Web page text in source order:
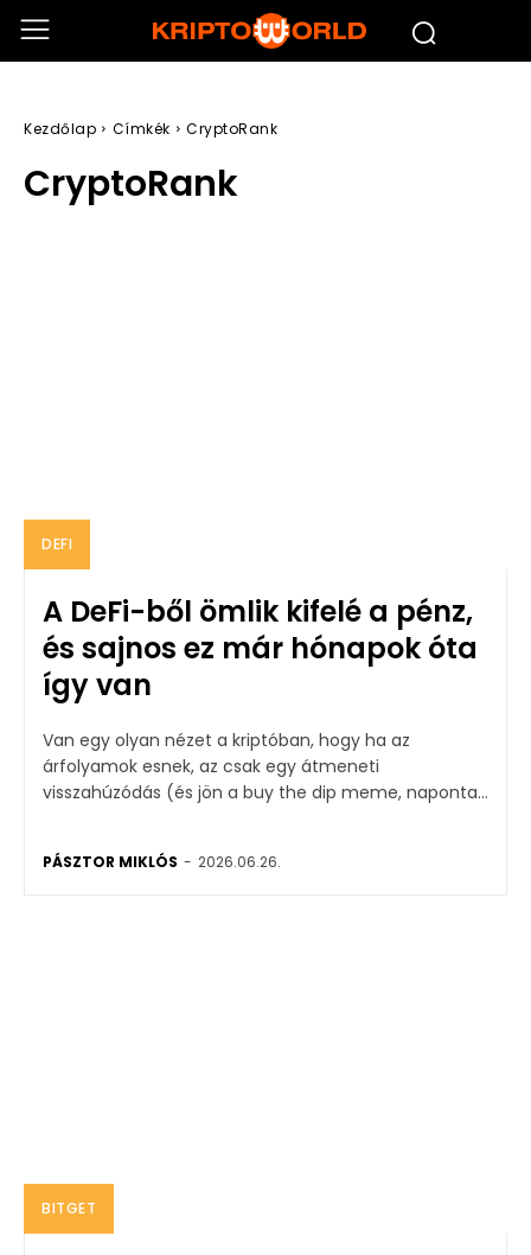
Kezdőlap Címkék CryptoRank
CryptoRank
DEFI
A DeFi-ből ömlik kifelé a pénz,
és sajnos ez már hónapok óta
így van
Van egy olyan nézet a kriptóban, hogy ha az
árfolyamok esnek, az csak egy átmeneti
visszahúzódás (és jön a buy the dip meme, naponta...
PÁSZTOR MIKLÓS - 2026.06.26.
BITGET